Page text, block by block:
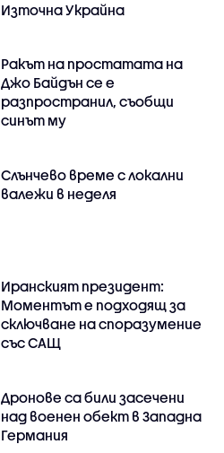
Източна Украйна
Ракът на простатата на
Джо Байдън се е
разпространил, съобщи
синът му
Слънчево време с локални
валежи в неделя
Иранският президент:
Моментът е подходящ за
сключване на споразумение
със САЩ
Дронове са били засечени
над военен обект в Западна
Германия